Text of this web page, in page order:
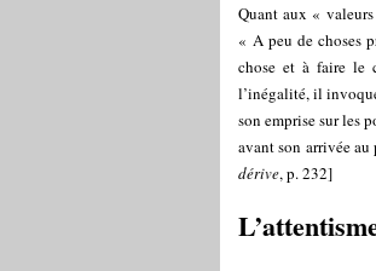
Quant aux «
« A peu de choses
chose et à faire le
l’inégalité, il
son emprise sur les
avant son arrivée
dérive, p. 232]